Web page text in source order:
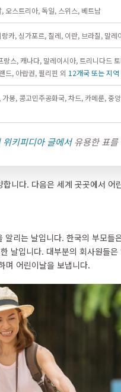
오스트리아, 독일, 스위스, 베트남
카, 싱가포르, 칠레, 이란, 브라질, 말레
랑스, 캐나다, 말레이시아, 트리니다드
드, 아랍권, 필리핀 외 12개국 또는 지역
봉, 콩고민주공화국, 차드, 카메룬, 중
위키피디아 글에서유용한 표를
니다. 다음은 세계 곳곳에서 어
리는 날입니다. 한국의 부모들
날입니다. 대부분의 회사원들
며 어린이날을 보냅니다.